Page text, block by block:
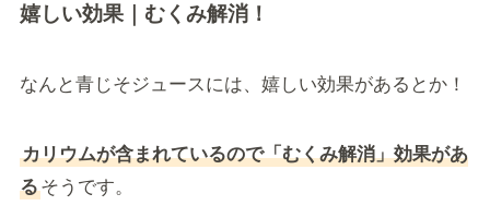
嬉しい効果｜むくみ解消！
なんと青じそジュースには、嬉しい効果があるとか！
カリウムが含まれているので「むくみ解消」効果があ
るそうです。